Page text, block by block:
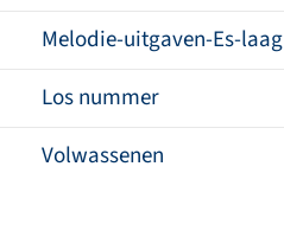
Melodie-uitgaven-Es-laag
Los nummer
Volwassenen